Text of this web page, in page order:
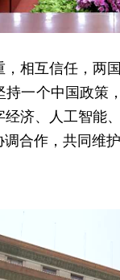
相互信任，两
一个中国政
济、人工智
合作，共同维